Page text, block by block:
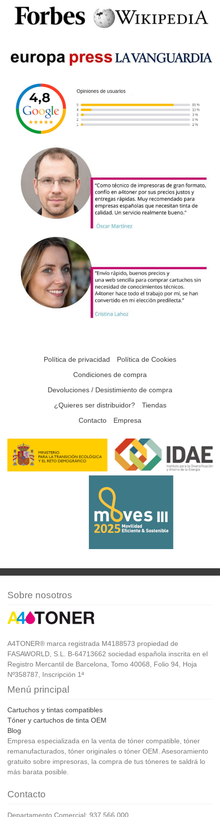
Política de privacidad
Política de Cookies
Condiciones de compra
Devoluciones / Desistimiento de compra
¿Quieres ser distribuidor?
Tiendas
Contacto
Empresa
Sobre nosotros
A4TONER® marca registrada M4188573 propiedad de
FASAWORLD, S.L. B-64713662 sociedad española inscrita en el
Registro Mercantil de Barcelona, Tomo 40068, Folio 94, Hoja
Nº358787, Inscripción 1ª
Menú principal
Cartuchos y tintas compatibles
Tóner y cartuchos de tinta OEM
Blog
Empresa especializada en la venta de tóner compatible, tóner
remanufacturados, tóner originales o tóner OEM. Asesoramiento
gratuito sobre impresoras, la compra de tus tóneres te saldrá lo
más barata posible.
Contacto
Departamento Comercial: 937 566 000